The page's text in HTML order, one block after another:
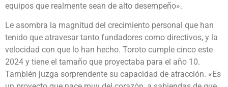
equipos que realmente sean de alto desempeño».
Le asombra la magnitud del crecimiento personal que han
tenido que atravesar tanto fundadores como directivos, y la
velocidad con que lo han hecho. Toroto cumple cinco este
2024 y tiene el tamaño que proyectaba para el año 10.
También juzga sorprendente su capacidad de atracción. «Es